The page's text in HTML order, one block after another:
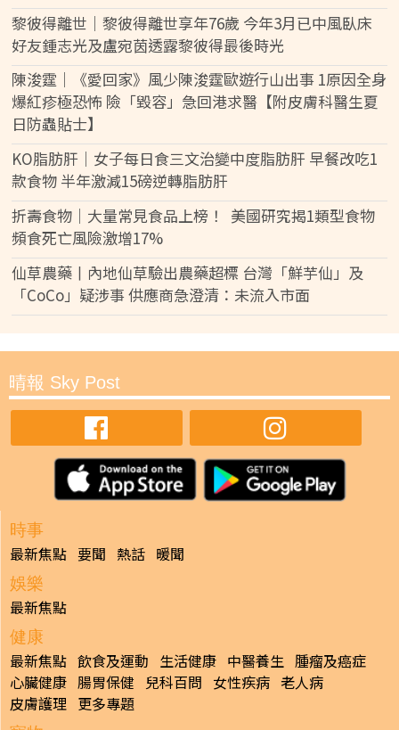
黎彼得離世｜黎彼得離世享年76歲 今年3月已中風臥床
好友鍾志光及盧宛茵透露黎彼得最後時光
陳浚霆｜《愛回家》風少陳浚霆歐遊行山出事 1原因全身
爆紅疹極恐怖 險「毀容」急回港求醫【附皮膚科醫生夏
日防蟲貼士】
KO脂肪肝｜女子每日食三文治變中度脂肪肝 早餐改吃1
款食物 半年激減15磅逆轉脂肪肝
折壽食物｜大量常見食品上榜！ 美國研究揭1類型食物
頻食死亡風險激增17%
仙草農藥丨內地仙草驗出農藥超標 台灣「鮮芋仙」及
「CoCo」疑涉事 供應商急澄清：未流入市面
晴報 Sky Post
時事
最新焦點 要聞 熱話 暖聞
娛樂
最新焦點
健康
最新焦點 飲食及運動 生活健康 中醫養生 腫瘤及癌症
心臟健康 腸胃保健 兒科百問 女性疾病 老人病
皮膚護理 更多專題